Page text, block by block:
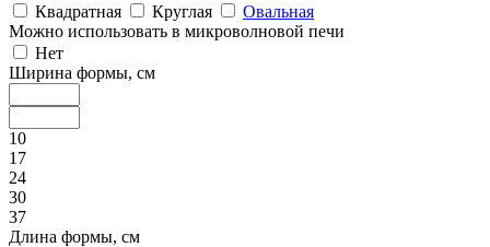
Квадратная
Круглая
Овальная
Можно использовать в микроволновой печи
Нет
Ширина формы, см
10
17
24
30
37
Длина формы, см